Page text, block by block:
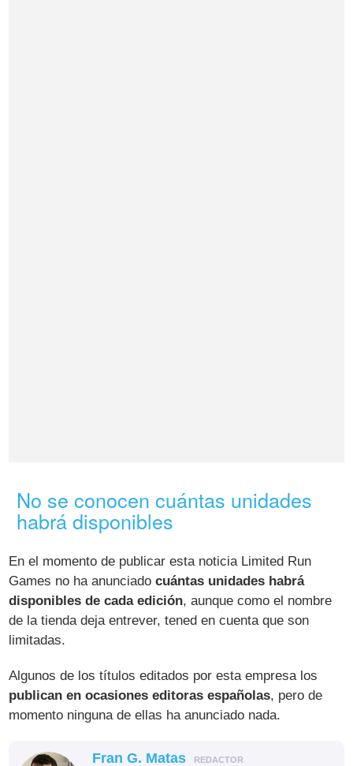
No se conocen cuántas unidades
habrá disponibles
En el momento de publicar esta noticia Limited Run
Games no ha anunciadocuántas unidades habrá
disponibles de cada edición, aunque como el nombre
de la tienda deja entrever, tened en cuenta que son
limitadas.
Algunos de los títulos editados por esta empresa los
publican en ocasiones editoras españolas, pero de
momento ninguna de ellas ha anunciado nada.
Fran G. Matas REDACTOR